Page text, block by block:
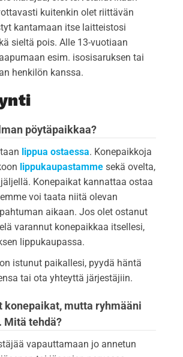
kuitenkin olet riittävän
kantamaan itse laitteistosi
sieltä pois. Alle 13-vuotiaan
esim. isosisaruksen tai
henkilön kanssa.
pöytäpaikkaa?
lippua ostaessa. Konepaikkoja
lippukaupastamme sekä ovelta,
Konepaikat kannattaa ostaa
voi taata niitä olevan
aikaan. Jos olet ostanut
varannut konepaikkaa itsellesi,
lippukaupassa.
istunut paikallesi, pyydä häntä
tai ota yhteyttä järjestäjiin.
konepaikat, mutta ryhmääni
Mitä tehdä?
vapauttamaan jo annetun